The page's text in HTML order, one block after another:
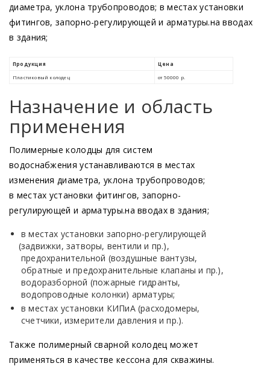
диаметра, уклона трубопроводов; в местах установки
фитингов, запорно-регулирующей и арматуры.на вводах
в здания;
Назначение и область
применения
Полимерные колодцы для систем
водоснабжения устанавливаются в местах
изменения диаметра, уклона трубопроводов;
в местах установки фитингов, запорно-
регулирующей и арматуры.на вводах в здания;
в местах установки запорно-регулирующей
(задвижки, затворы, вентили и пр.),
предохранительной (воздушные вантузы,
обратные и предохранительные клапаны и пр.),
водоразборной (пожарные гидранты,
водопроводные колонки) арматуры;
в местах установки КИПиА (расходомеры,
счетчики, измерители давления и пр.).
Также полимерный сварной колодец может
применяться в качестве кессона для скважины.